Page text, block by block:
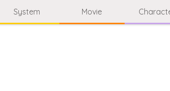
System Movie